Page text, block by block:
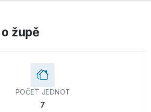
župě
POČET JEDNOT
7